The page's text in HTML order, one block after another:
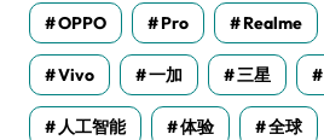
OPPO Pro Realme
Vivo 一加 三星
人工智能 体验 全球